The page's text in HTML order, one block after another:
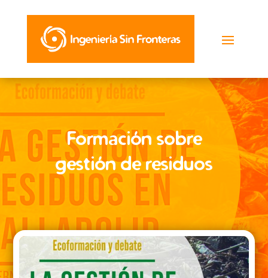
Formación sobre
gestión de residuos